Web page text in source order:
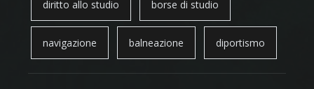
diritto allo studio borse di studio
navigazione balneazione diportismo